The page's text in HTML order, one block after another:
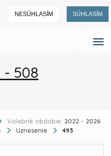
NESÚHLASÍM SÚHLASÍM
- 508
Volebné obdobie: 2022 - 2026
Uznesenie 493